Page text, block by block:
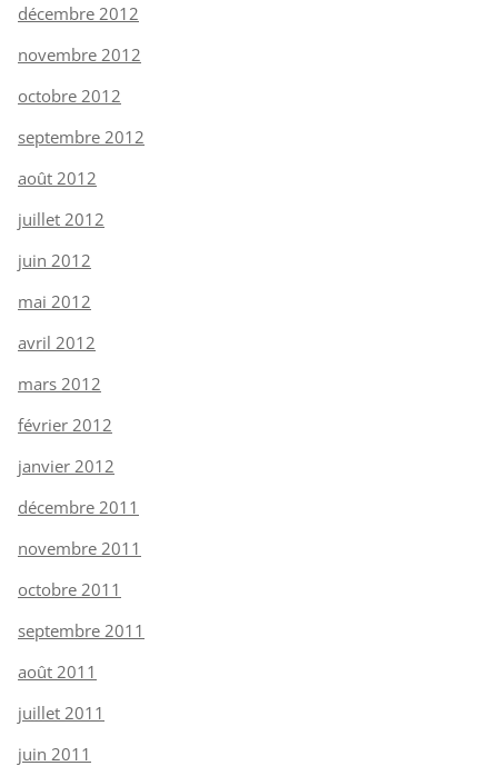
décembre 2012
novembre 2012
octobre 2012
septembre 2012
août 2012
juillet 2012
juin 2012
mai 2012
avril 2012
mars 2012
février 2012
janvier 2012
décembre 2011
novembre 2011
octobre 2011
septembre 2011
août 2011
juillet 2011
juin 2011